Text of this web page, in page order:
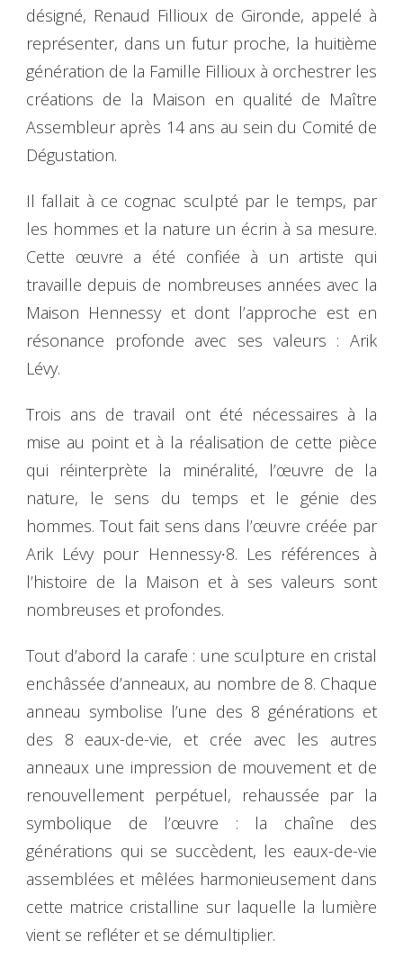
désigné, Renaud Fillioux de Gironde, appelé à
représenter, dans un futur proche, la huitième
génération de la Famille Fillioux à orchestrer les
créations de la Maison en qualité de Maître
Assembleur après 14 ans au sein du Comité de
Dégustation.
Il fallait à ce cognac sculpté par le temps, par
les hommes et la nature un écrin à sa mesure.
Cette œuvre a été confiée à un artiste qui
travaille depuis de nombreuses années avec la
Maison Hennessy et dont l’approche est en
résonance profonde avec ses valeurs : Arik
Lévy.
Trois ans de travail ont été nécessaires à la
mise au point et à la réalisation de cette pièce
qui réinterprète la minéralité, l’œuvre de la
nature, le sens du temps et le génie des
hommes. Tout fait sens dans l’œuvre créée par
Arik Lévy pour Hennessy∙8. Les références à
l’histoire de la Maison et à ses valeurs sont
nombreuses et profondes.
Tout d’abord la carafe : une sculpture en cristal
enchâssée d’anneaux, au nombre de 8. Chaque
anneau symbolise l’une des 8 générations et
des 8 eaux-de-vie, et crée avec les autres
anneaux une impression de mouvement et de
renouvellement perpétuel, rehaussée par la
symbolique de l’œuvre : la chaîne des
générations qui se succèdent, les eaux-de-vie
assemblées et mêlées harmonieusement dans
cette matrice cristalline sur laquelle la lumière
vient se refléter et se démultiplier.